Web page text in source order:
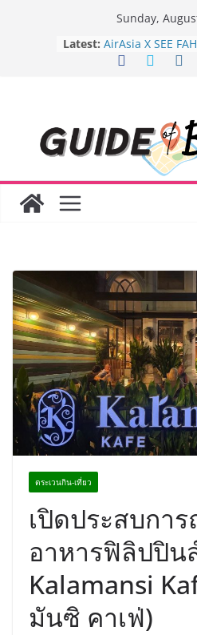
Sunday,
Latest: 8.8 “ซูเลียน” รวม
ประเทศ จัดประชุ
ยาวนานกว่า 20
อร่อย ยกเมนูระดับ
ราชวงศ์” พุ่งทะยา
BEDO เดินหน้าจัด
“BIO TRADE
Lord” เปิดสงครา
ฉลองเซิร์ฟเวอร์ให
Guangzhou
ทัศน์การศึกษาที่พร้
ได้เตรียมนักเรียนเ
มหาวิทยาลัยเท่านั้
เขาให้พร้อมเป็นผู้
ตระเวนกิน-เที่ยว
เปิดประสบกา
อาหารฟิลิปปิ
Kalamansi
มันซิ คาเฟ่)